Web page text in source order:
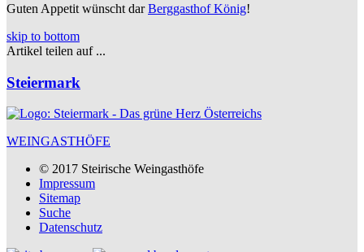
Guten Appetit wünscht darBerggasthof König!
skip to bottom
Artikel teilen auf ...
Steiermark
WEINGASTHÖFE
© 2017 Steirische Weingasthöfe
Impressum
Sitemap
Suche
Datenschutz